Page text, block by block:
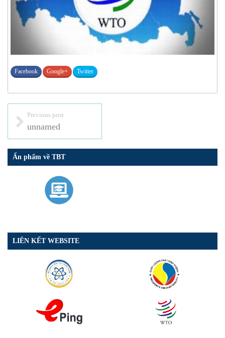
Facebook Google+ Twitter
Previous post
unnamed
Ấn phẩm về TBT
LIÊN KẾT WEBSITE